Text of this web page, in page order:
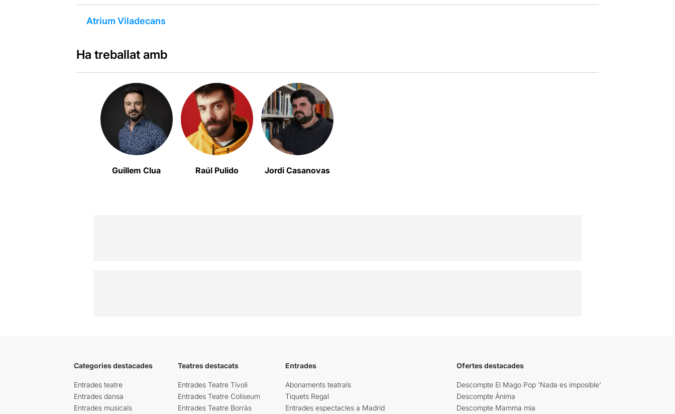
Atrium Viladecans
Ha treballat amb
Guillem Clua Raúl Pulido Jordi Casanovas
Categories destacades
Entrades teatre
Entrades dansa
Entrades musicals
Teatres destacats
Entrades Teatre Tívoli
Entrades Teatre Coliseum
Entrades Teatre Borràs
Entrades
Abonaments teatrals
Tiquets Regal
Entrades espectacles a Madrid
Ofertes destacades
Descompte El Mago Pop 'Nada es imposible'
Descompte Ànima
Descompte Mamma mia